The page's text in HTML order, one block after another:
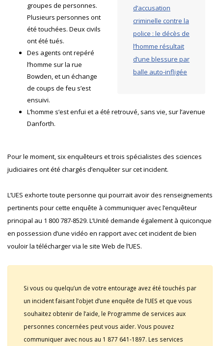
d’accusation
criminelle contre la
police : le décès de
l’homme résultait
d’une blessure par
balle auto-infligée
groupes de personnes.
Plusieurs personnes ont
été touchées. Deux civils
ont été tués.
Des agents ont repéré
l’homme sur la rue
Bowden, et un échange
de coups de feu s’est
ensuivi.
L’homme s’est enfui et a été retrouvé, sans vie, sur l’avenue
Danforth.
Pour le moment, six enquêteurs et trois spécialistes des sciences
judiciaires ont été chargés d’enquêter sur cet incident.
L’UES exhorte toute personne qui pourrait avoir des renseignements
pertinents pour cette enquête à communiquer avec l’enquêteur
principal au 1 800 787-8529. L’Unité demande également à quiconque
en possession d’une vidéo en rapport avec cet incident de bien
vouloir la télécharger via le site Web de l’UES.
Si vous ou quelqu’un de votre entourage avez été touchés par
un incident faisant l’objet d’une enquête de l’UES et que vous
souhaitez obtenir de l’aide, le Programme de services aux
personnes concernées peut vous aider. Vous pouvez
communiquer avec nous au 1 877 641-1897. Les services